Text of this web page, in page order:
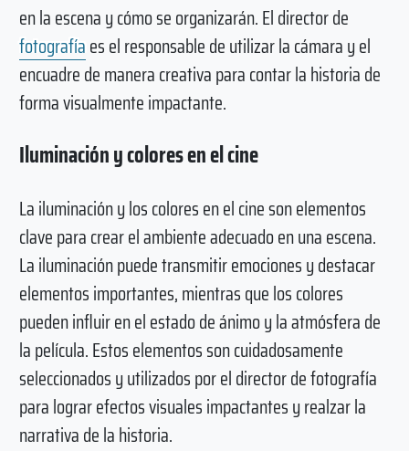
en la escena y cómo se organizarán. El director de
fotografíaes el responsable de utilizar la cámara y el
encuadre de manera creativa para contar la historia de
forma visualmente impactante.
Iluminación y colores en el cine
La iluminación y los colores en el cine son elementos
clave para crear el ambiente adecuado en una escena.
La iluminación puede transmitir emociones y destacar
elementos importantes, mientras que los colores
pueden influir en el estado de ánimo y la atmósfera de
la película. Estos elementos son cuidadosamente
seleccionados y utilizados por el director de fotografía
para lograr efectos visuales impactantes y realzar la
narrativa de la historia.